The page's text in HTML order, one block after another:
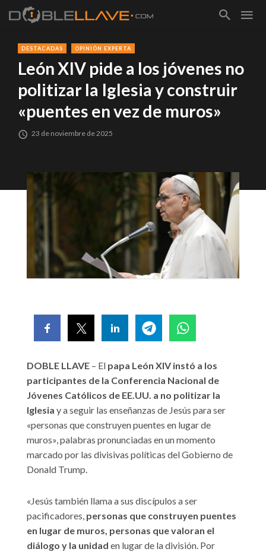
DESTACADAS OPINIÓN EXPERTA
León XIV pide a los jóvenes no
politizar la Iglesia y construir
«puentes en vez de muros»
23 de noviembre de 2025
DOBLE LLAVE – El papa León XIV instó a los
participantes de la Conferencia Nacional de
Jóvenes Católicos de EE.UU. a no politizar la
Iglesia y a seguir las enseñanzas de Jesús para ser
«personas que construyen puentes en lugar de
muros», palabras pronunciadas en un momento
marcado por las divisivas políticas del Gobierno de
Donald Trump.
«Jesús también llama a sus discípulos a ser
pacificadores, personas que construyen puentes
en lugar de muros, personas que valoran el
diálogo y la unidad en lugar de la división. Por